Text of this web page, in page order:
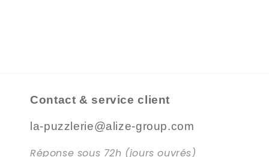
Contact & service client
la-puzzlerie@alize-group.com
Réponse sous 72h (jours ouvrés)